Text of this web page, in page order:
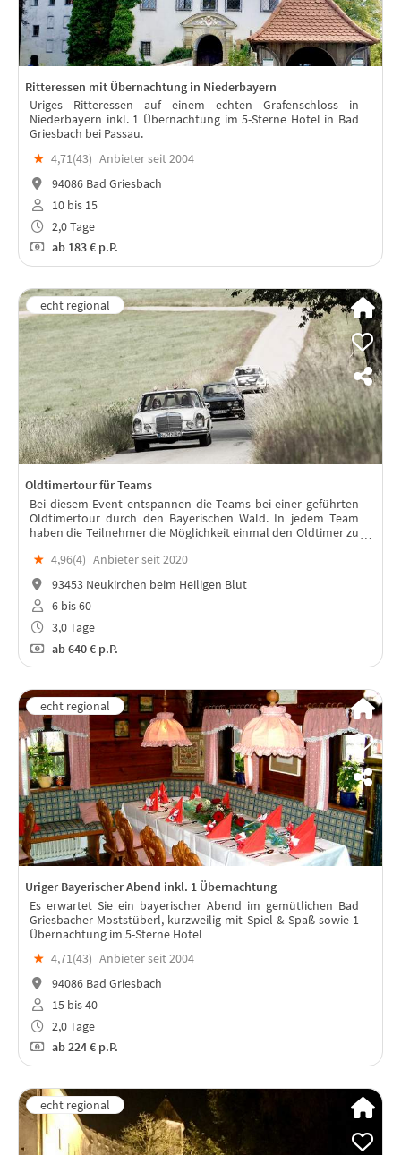
Ritteressen mit Übernachtung in Niederbayern
Uriges Ritteressen auf einem echten Grafenschloss in
Niederbayern inkl. 1 Übernachtung im 5-Sterne Hotel in Bad
Griesbach bei Passau.
★ 4,71(43) Anbieter seit 2004
94086 Bad Griesbach
10 bis 15
2,0 Tage
ab183 € p.P.
Oldtimertour für Teams
Bei diesem Event entspannen die Teams bei einer geführten
Oldtimertour durch den Bayerischen Wald. In jedem Team
haben die Teilnehmer die Möglichkeit einmal den Oldtimer zu
entdecken.
★ 4,96(4) Anbieter seit 2020
93453 Neukirchen beim Heiligen Blut
6 bis 60
3,0 Tage
ab640 € p.P.
Uriger Bayerischer Abend inkl. 1 Übernachtung
Es erwartet Sie ein bayerischer Abend im gemütlichen Bad
Griesbacher Moststüberl, kurzweilig mit Spiel & Spaß sowie 1
Übernachtung im 5-Sterne Hotel
★ 4,71(43) Anbieter seit 2004
94086 Bad Griesbach
15 bis 40
2,0 Tage
ab224 € p.P.